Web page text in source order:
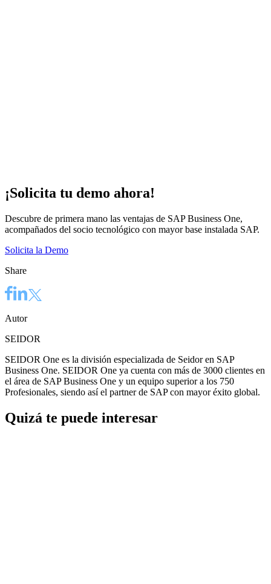
¡Solicita tu demo ahora!
Descubre de primera mano las ventajas de SAP Business One,
acompañados del socio tecnológico con mayor base instalada SAP.
Solicita la Demo
Share
Autor
SEIDOR
SEIDOR One es la división especializada de Seidor en SAP
Business One. SEIDOR One ya cuenta con más de 3000 clientes en
el área de SAP Business One y un equipo superior a los 750
Profesionales, siendo así el partner de SAP con mayor éxito global.
Quizá te puede interesar